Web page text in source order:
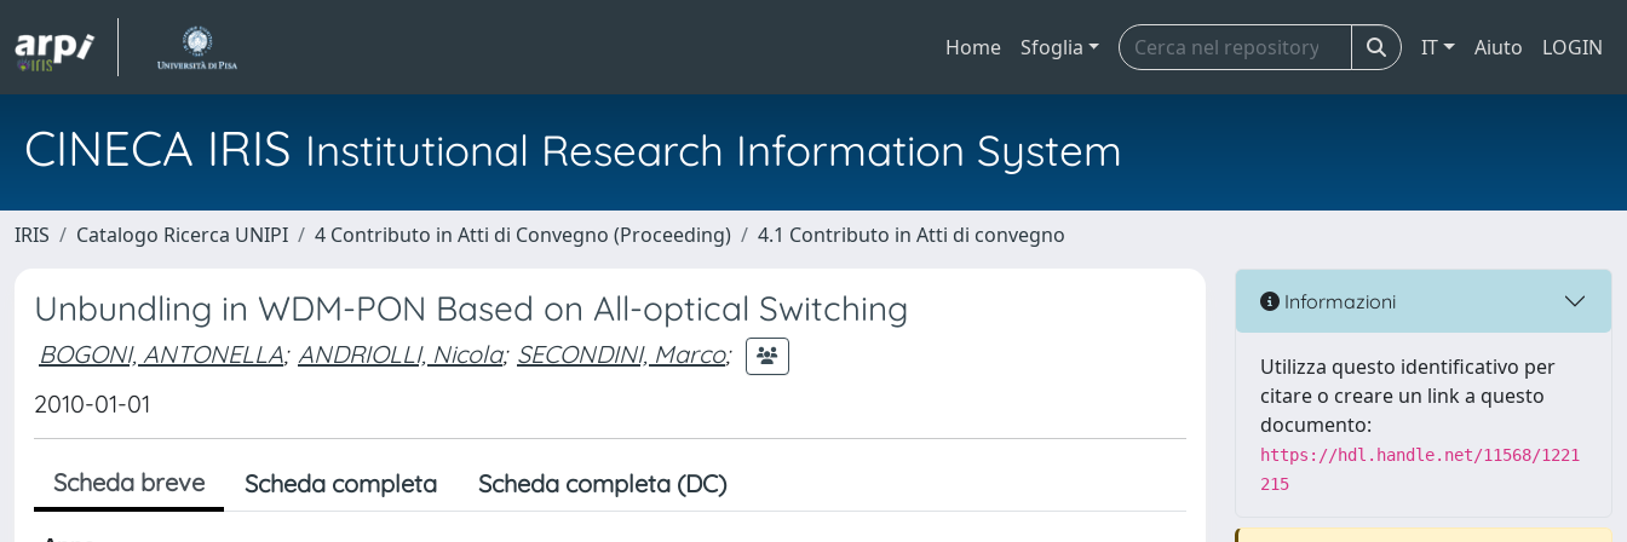
Home Sfoglia IT Aiuto LOGIN
CINECA IRIS Institutional Research Information System
IRIS Catalogo Ricerca UNIPI 4 Contributo in Atti di Convegno (Proceeding) 4.1 Contributo in Atti di convegno
Unbundling in WDM-PON Based on All-optical Switching
BOGONI, ANTONELLA; ANDRIOLLI, Nicola; SECONDINI, Marco;
2010-01-01
Scheda breve Scheda completa Scheda completa (DC)
Informazioni
Utilizza questo identificativo per
citare o creare un link a questo
documento:
https://hdl.handle.net/11568/1221
215